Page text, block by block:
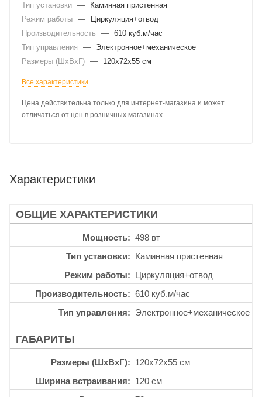
Тип установки —
Каминная пристенная
Режим работы —
Циркуляция+отвод
Производительность
— 610 куб.м/час
Тип управления
—
Электронное+механическое
Размеры (ШхВхГ) — 120x72x55 см
Все характеристики
Цена действительна только для интернет-магазина и может
отличаться от цен в розничных магазинах
Характеристики
ОБЩИЕ ХАРАКТЕРИСТИКИ
Мощность
498 вт
Тип установки
Каминная пристенная
Режим работы
Циркуляция+отвод
Производительность
610 куб.м/час
Тип управления
Электронное+механическое
ГАБАРИТЫ
Размеры (ШхВхГ)
120x72x55 см
Ширина встраивания
120 см